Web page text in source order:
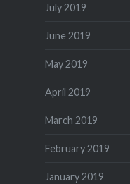
July 2019
June 2019
May 2019
April 2019
March 2019
February 2019
January 2019